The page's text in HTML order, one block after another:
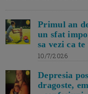
Primul an
un sfat
sa vezi ca
10/7/2026
Depresia
dragoste,